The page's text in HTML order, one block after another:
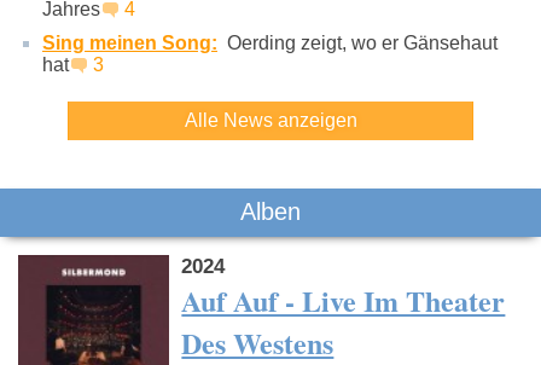
Jahres
4
Sing meinen Song: Oerding zeigt, wo er Gänsehaut
hat
3
Alle News anzeigen
Alben
2024
Auf Auf - Live Im Theater
Des Westens